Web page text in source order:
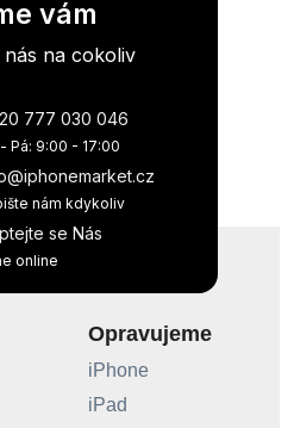
vám
nás na cokoliv
777 030 046
Pá: 9:00 - 17:00
nám kdykoliv
se Nás
online
Opravujeme
iPhone
iPad